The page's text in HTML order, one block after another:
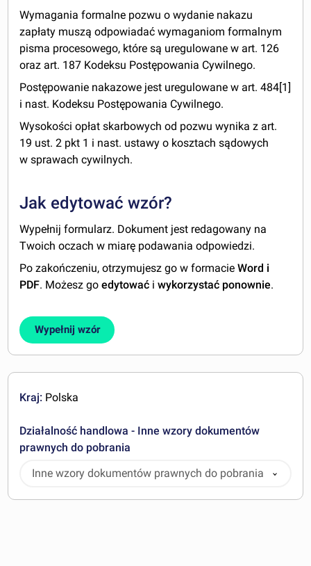
Wymagania formalne pozwu o wydanie nakazu
zapłaty muszą odpowiadać wymaganiom formalnym
pisma procesowego, które są uregulowane w art. 126
oraz art. 187 Kodeksu Postępowania Cywilnego.
Postępowanie nakazowe jest uregulowane w art. 484[1]
i nast. Kodeksu Postępowania Cywilnego.
Wysokości opłat skarbowych od pozwu wynika z art.
19 ust. 2 pkt 1 i nast. ustawy o kosztach sądowych
w sprawach cywilnych.
Jak edytować wzór?
Wypełnij formularz. Dokument jest redagowany na
Twoich oczach w miarę podawania odpowiedzi.
Po zakończeniu, otrzymujesz go w formacieWord i
PDF. Możesz goedytować iwykorzystać ponownie.
Wypełnij wzór
Kraj: Polska
Działalność handlowa - Inne wzory dokumentów
prawnych do pobrania
Inne wzory dokumentów prawnych do pobrania